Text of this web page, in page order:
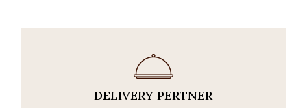
DELIVERY PERTNER